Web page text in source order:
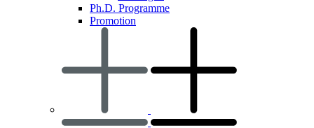
Ph.D. Programme
Promotion